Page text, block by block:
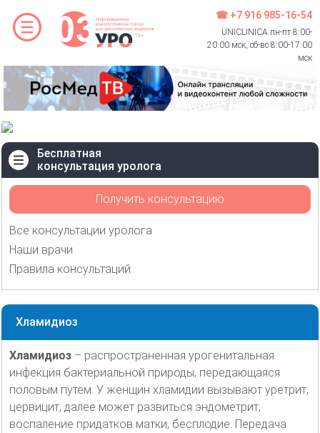
☎ +7 916 985-16-54
UNICLINICA пн-пт 8:00-
20:00 мск, сб-вс 8:00-17:00
мск
Бесплатная
консультация уролога
Получить консультацию
Все консультации уролога
Наши врачи
Правила консультаций
Хламидиоз
Хламидиоз – распространенная урогенитальная
инфекция бактериальной природы, передающаяся
половым путем. У женщин хламидии вызывают уретрит,
цервицит, далее может развиться эндометрит,
воспаление придатков матки, бесплодие. Передача